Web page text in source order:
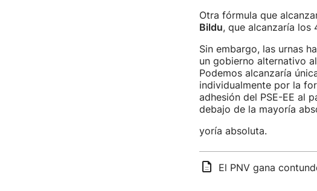
Otra fórmula que
Bildu, que alcanzaría los
Sin embargo, las urnas
un gobierno alternativo
Podemos alcanzaría
individualmente por la
adhesión del PSE-EE al
debajo de la mayoría
yoría absoluta.
El PNV gana